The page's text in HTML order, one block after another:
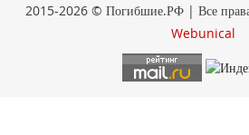
2015-2026 © Погибшие.РФ | Все
Webunical